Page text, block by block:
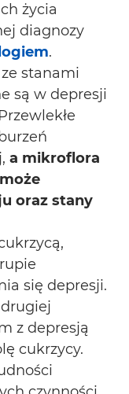
życia
diagnozy
.
stanami
są w depresji
a mikroflora
oraz stany
się depresji.
z depresją
cukrzycy.